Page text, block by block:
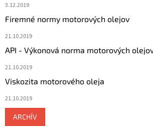
3.12.2019
Firemné normy motorových olejov
21.10.2019
API - Výkonová norma motorových
21.10.2019
Viskozita motorového oleja
21.10.2019
ARCHÍV